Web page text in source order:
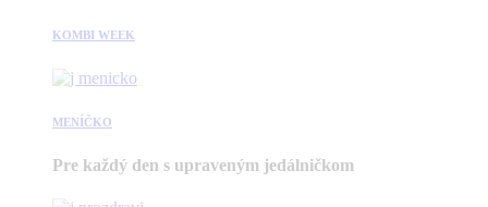
KOMBI WEEK
MENÍČKO
Pre každý den s upraveným jedálničkom